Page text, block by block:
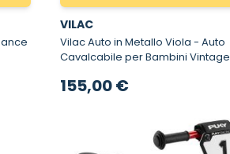
VILAC
Vilac Auto in Metallo Viola - Auto
Cavalcabile per Bambini Vintage
155,00 €